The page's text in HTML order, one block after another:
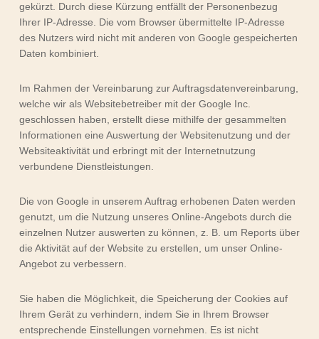
gekürzt. Durch diese Kürzung entfällt der Personenbezug
Ihrer IP-Adresse. Die vom Browser übermittelte IP-Adresse
des Nutzers wird nicht mit anderen von Google gespeicherten
Daten kombiniert.
Im Rahmen der Vereinbarung zur Auftragsdatenvereinbarung,
welche wir als Websitebetreiber mit der Google Inc.
geschlossen haben, erstellt diese mithilfe der gesammelten
Informationen eine Auswertung der Websitenutzung und der
Websiteaktivität und erbringt mit der Internetnutzung
verbundene Dienstleistungen.
Die von Google in unserem Auftrag erhobenen Daten werden
genutzt, um die Nutzung unseres Online-Angebots durch die
einzelnen Nutzer auswerten zu können, z. B. um Reports über
die Aktivität auf der Website zu erstellen, um unser Online-
Angebot zu verbessern.
Sie haben die Möglichkeit, die Speicherung der Cookies auf
Ihrem Gerät zu verhindern, indem Sie in Ihrem Browser
entsprechende Einstellungen vornehmen. Es ist nicht